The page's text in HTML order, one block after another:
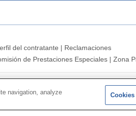
del contratante | Reclamaciones
de Prestaciones Especiales | Zona
Política de Protección de
navigation, analyze